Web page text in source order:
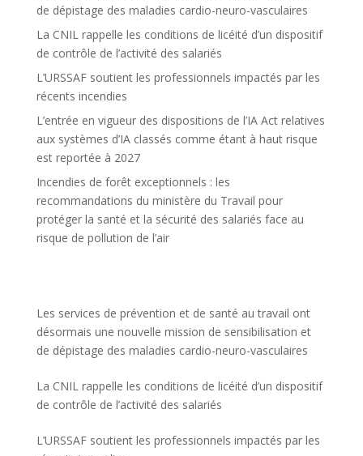
de dépistage des maladies cardio-neuro-vasculaires
La CNIL rappelle les conditions de licéité d’un dispositif
de contrôle de l’activité des salariés
L’URSSAF soutient les professionnels impactés par les
récents incendies
L’entrée en vigueur des dispositions de l’IA Act relatives
aux systèmes d’IA classés comme étant à haut risque
est reportée à 2027
Incendies de forêt exceptionnels : les
recommandations du ministère du Travail pour
protéger la santé et la sécurité des salariés face au
risque de pollution de l’air
Les services de prévention et de santé au travail ont
désormais une nouvelle mission de sensibilisation et
de dépistage des maladies cardio-neuro-vasculaires
La CNIL rappelle les conditions de licéité d’un dispositif
de contrôle de l’activité des salariés
L’URSSAF soutient les professionnels impactés par les